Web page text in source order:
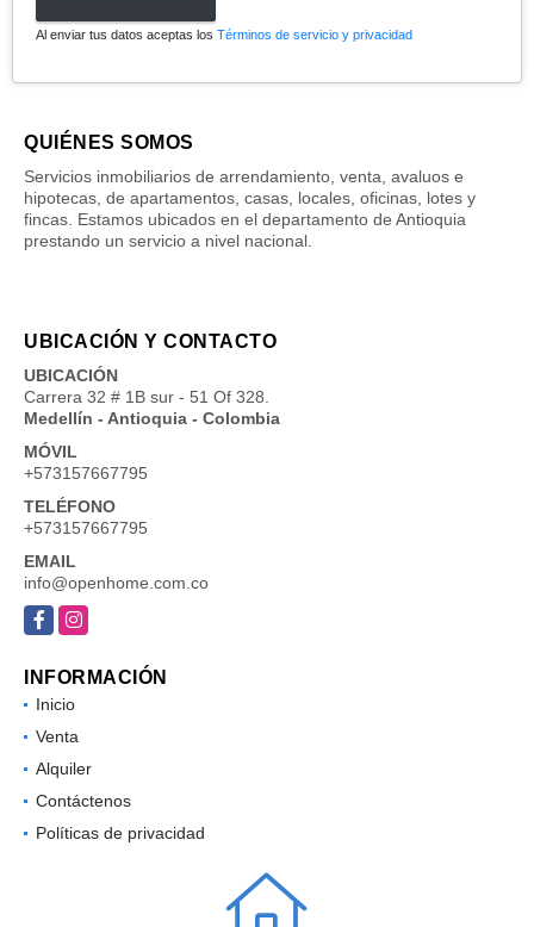
Al enviar tus datos aceptas los Términos de servicio y privacidad
QUIÉNES SOMOS
Servicios inmobiliarios de arrendamiento, venta, avaluos e
hipotecas, de apartamentos, casas, locales, oficinas, lotes y
fincas. Estamos ubicados en el departamento de Antioquia
prestando un servicio a nivel nacional.
UBICACIÓN Y CONTACTO
UBICACIÓN
Carrera 32 # 1B sur - 51 Of 328.
Medellín - Antioquia - Colombia
MÓVIL
+573157667795
TELÉFONO
+573157667795
EMAIL
info@openhome.com.co
FacebookInstagram
INFORMACIÓN
Inicio
Venta
Alquiler
Contáctenos
Políticas de privacidad